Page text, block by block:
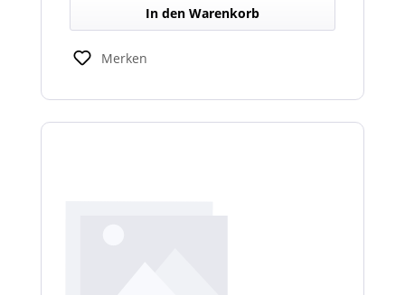
Balkenbreiten mit Scheinwerfermodulen
können geringfügig von den angegebenen
Standardbreiten abweichen. Modelle mit nur
2 Scheinwerfermodulen, können wahlweise
unbeleuchtet) haben. Die max. Anzahl der
In den Warenkorb
Merken